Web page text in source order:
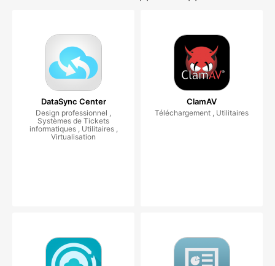
DataSync Center
Design professionnel ,
Systèmes de Tickets
informatiques , Utilitaires ,
Virtualisation
ClamAV
Téléchargement , Utilitaires